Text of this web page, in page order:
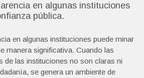
en algunas instituciones
pública.
en algunas instituciones puede minar
manera significativa. Cuando las
de las instituciones no son claras ni
se genera un ambiente de